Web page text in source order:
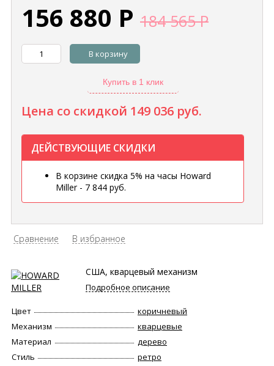
156 880 Р 184 565Р
В корзину
Купить в 1 клик
Цена со скидкой 149 036 руб.
ДЕЙСТВУЮЩИЕ СКИДКИ
В корзине скидка 5% на часы Howard
Miller - 7 844 руб.
Сравнение В избранное
США, кварцевый механизм
Подробное описание
Цвет
коричневый
Механизм
кварцевые
Материал
дерево
Стиль
ретро